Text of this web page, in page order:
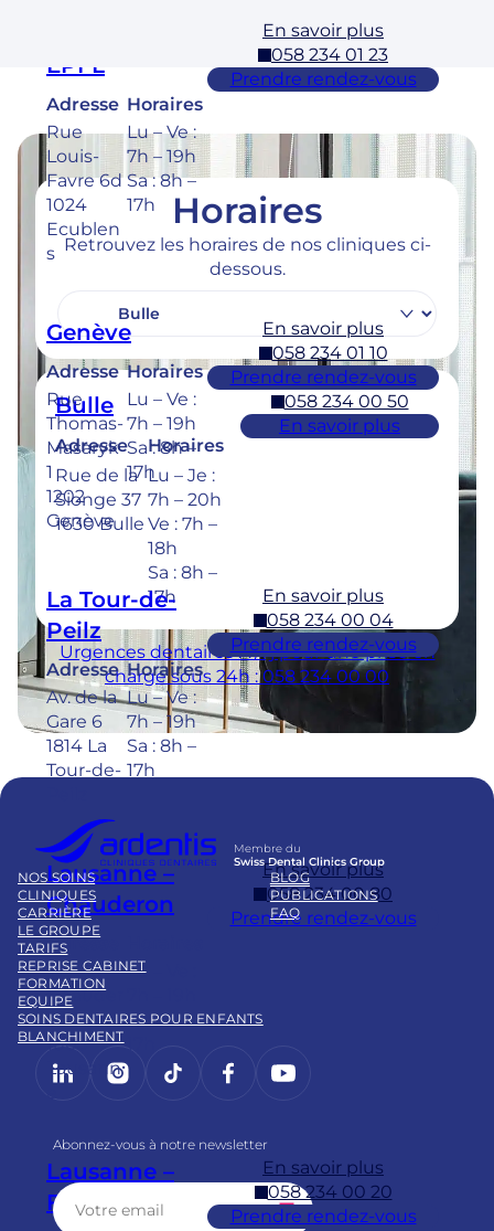
EPFL
Adresse
Rue
Louis-
Favre 6d
1024
Ecublen
s
Horaires
Lu – Ve :
7h – 19h
Sa : 8h –
17h
En savoir plus
058 234 01 23
Prendre rendez-vous
Genève
Adresse
Rue
Thomas-
Masaryk
1
1202
Genève
Horaires
Lu – Ve :
7h – 19h
Sa : 8h –
17h
En savoir plus
058 234 01 10
Prendre rendez-vous
La Tour-de-
Peilz
Adresse
Av. de la
Gare 6
1814 La
Tour-de-
Horaires
Lu – Ve :
7h – 19h
Sa : 8h –
17h
En savoir plus
058 234 00 04
Prendre rendez-vous
Lausanne –
Chauderon
Adresse
Pl.
Chauder
on 16
1003
Lausann
Lu – Ve :
Sa : 8h –
En savoir plus
058 234 00 80
Prendre rendez-vous
Lausanne –
Flon
En savoir plus
058 234 00 20
Prendre rendez-vous
Horaires
Retrouvez les horaires de nos cliniques ci-
dessous.
Bulle
Adresse
Rue de la
Sionge 37
1630 Bulle
Horaires
Lu – Je :
7h – 20h
Ve : 7h –
18h
Sa : 8h –
17h
058 234 00 50
En savoir plus
Urgences dentaires : 7/7j pour une prise en
charge sous 24h : 058 234 00 00
Membre du
Swiss Dental Clinics Group
NOS SOINS
CLINIQUES
CARRIÈRE
LE GROUPE
TARIFS
BLOG
PUBLICATIONS
FAQ
REPRISE CABINET
FORMATION
EQUIPE
SOINS DENTAIRES POUR ENFANTS
BLANCHIMENT
LinkedInInstagram
https://www.tiktok.com/
Facebook
YouTube
Abonnez-vous à notre newsletter